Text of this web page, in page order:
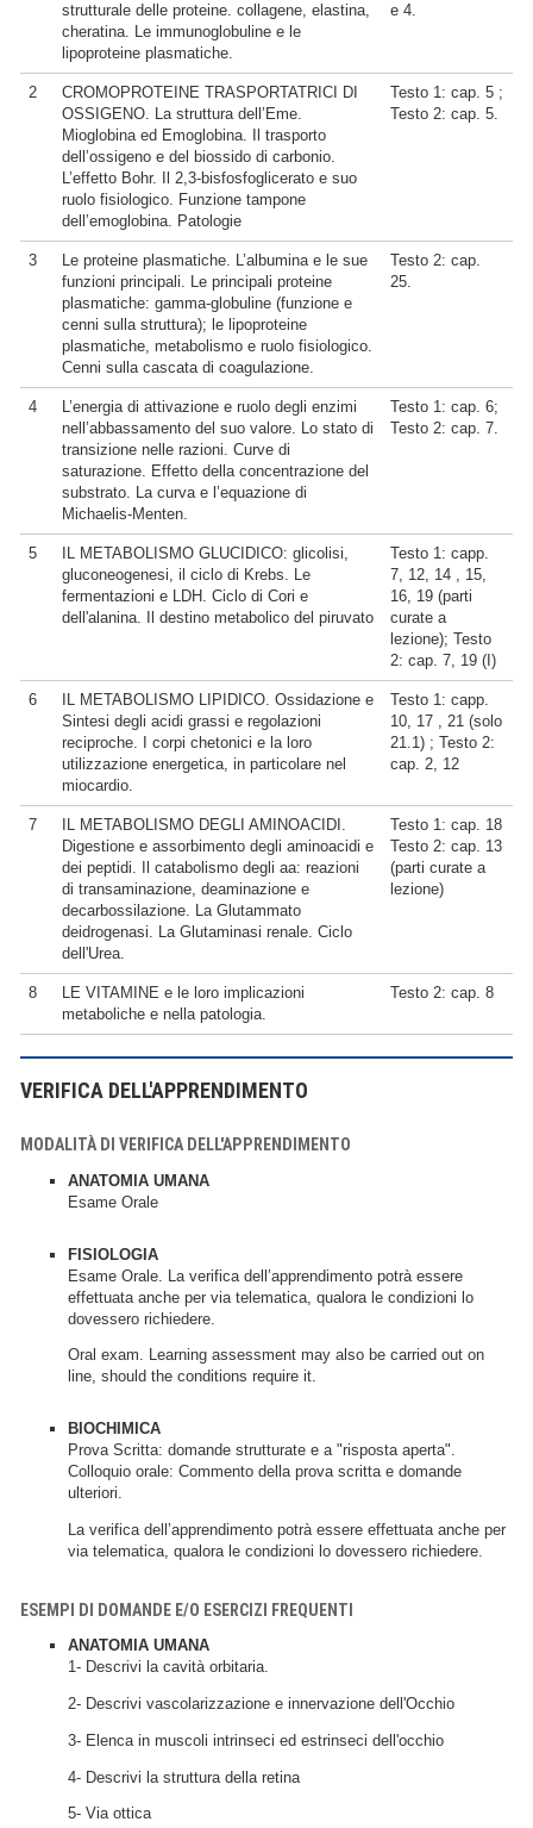
strutturale delle proteine. collagene, elastina,
cheratina. Le immunoglobuline e le
lipoproteine plasmatiche.
e 4.
2
CROMOPROTEINE TRASPORTATRICI DI
OSSIGENO. La struttura dell’Eme.
Mioglobina ed Emoglobina. Il trasporto
dell’ossigeno e del biossido di carbonio.
L’effetto Bohr. Il 2,3-bisfosfoglicerato e suo
ruolo fisiologico. Funzione tampone
dell’emoglobina. Patologie
Testo 1: cap. 5 ;
Testo 2: cap. 5.
3
Le proteine plasmatiche. L’albumina e le sue
funzioni principali. Le principali proteine
plasmatiche: gamma-globuline (funzione e
cenni sulla struttura); le lipoproteine
plasmatiche, metabolismo e ruolo fisiologico.
Cenni sulla cascata di coagulazione.
Testo 2: cap.
25.
4
L’energia di attivazione e ruolo degli enzimi
nell’abbassamento del suo valore. Lo stato di
transizione nelle razioni. Curve di
saturazione. Effetto della concentrazione del
substrato. La curva e l’equazione di
Michaelis-Menten.
Testo 1: cap. 6;
Testo 2: cap. 7.
5
IL METABOLISMO GLUCIDICO: glicolisi,
gluconeogenesi, il ciclo di Krebs. Le
fermentazioni e LDH. Ciclo di Cori e
dell'alanina. Il destino metabolico del piruvato
Testo 1: capp.
7, 12, 14 , 15,
16, 19 (parti
curate a
lezione); Testo
2: cap. 7, 19 (I)
6
IL METABOLISMO LIPIDICO. Ossidazione e
Sintesi degli acidi grassi e regolazioni
reciproche. I corpi chetonici e la loro
utilizzazione energetica, in particolare nel
miocardio.
Testo 1: capp.
10, 17 , 21 (solo
21.1) ; Testo 2:
cap. 2, 12
7
IL METABOLISMO DEGLI AMINOACIDI.
Digestione e assorbimento degli aminoacidi e
dei peptidi. Il catabolismo degli aa: reazioni
di transaminazione, deaminazione e
decarbossilazione. La Glutammato
deidrogenasi. La Glutaminasi renale. Ciclo
dell'Urea.
Testo 1: cap. 18
Testo 2: cap. 13
(parti curate a
lezione)
8
LE VITAMINE e le loro implicazioni
metaboliche e nella patologia.
Testo 2: cap. 8
VERIFICA DELL'APPRENDIMENTO
MODALITÀ DI VERIFICA DELL'APPRENDIMENTO
ANATOMIA UMANA
Esame Orale
FISIOLOGIA
Esame Orale. La verifica dell’apprendimento potrà essere
effettuata anche per via telematica, qualora le condizioni lo
dovessero richiedere.
Oral exam. Learning assessment may also be carried out on
line, should the conditions require it.
BIOCHIMICA
Prova Scritta: domande strutturate e a "risposta aperta".
Colloquio orale: Commento della prova scritta e domande
ulteriori.
La verifica dell’apprendimento potrà essere effettuata anche per
via telematica, qualora le condizioni lo dovessero richiedere.
ESEMPI DI DOMANDE E/O ESERCIZI FREQUENTI
ANATOMIA UMANA
1- Descrivi la cavità orbitaria.
2- Descrivi vascolarizzazione e innervazione dell'Occhio
3- Elenca in muscoli intrinseci ed estrinseci dell'occhio
4- Descrivi la struttura della retina
5- Via ottica